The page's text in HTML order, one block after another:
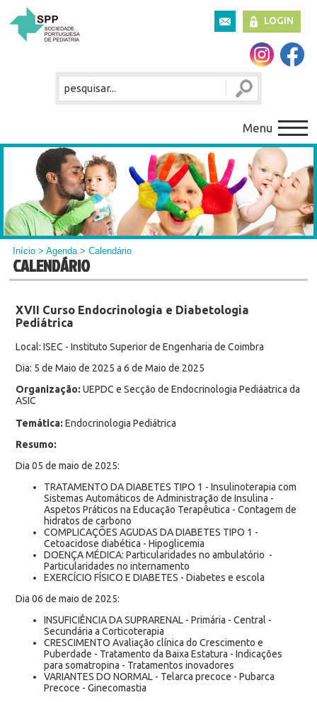
LOGIN
Menu
Início >Agenda> Calendário
CALENDÁRIO
XVII Curso Endocrinologia e Diabetologia
Pediátrica
Local: ISEC - Instituto Superior de Engenharia de Coimbra
Dia: 5 de Maio de 2025 a 6 de Maio de 2025
Organização: UEPDC e Secção de Endocrinologia Pediáatrica da
ASIC
Temática: Endocrinologia Pediátrica
Resumo:
Dia 05 de maio de 2025:
TRATAMENTO DA DIABETES TIPO 1 - Insulinoterapia com
Sistemas Automáticos de Administração de Insulina -
Aspetos Práticos na Educação Terapêutica - Contagem de
hidratos de carbono
COMPLICAÇÕES AGUDAS DA DIABETES TIPO 1 -
Cetoacidose diabética - Hipoglicemia
DOENÇA MÉDICA: Particularidades no ambulatório -
Particularidades no internamento
EXERCÍCIO FÍSICO E DIABETES - Diabetes e escola
Dia 06 de maio de 2025:
INSUFICIÊNCIA DA SUPRARENAL - Primária - Central -
Secundária a Corticoterapia
CRESCIMENTO Avaliação clínica do Crescimento e
Puberdade - Tratamento da Baixa Estatura - Indicações
para somatropina - Tratamentos inovadores
VARIANTES DO NORMAL - Telarca precoce - Pubarca
Precoce - Ginecomastia